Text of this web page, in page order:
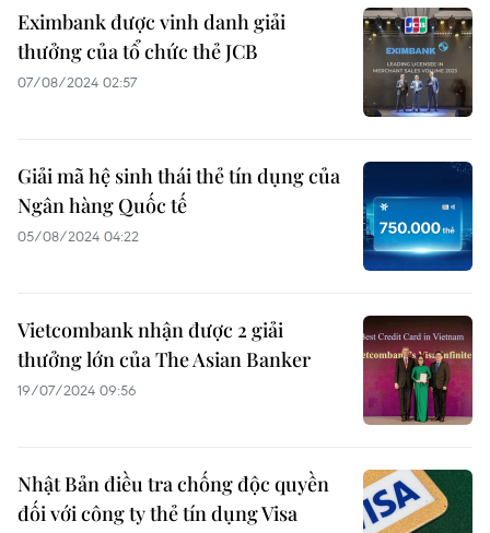
Eximbank được vinh danh giải
thưởng của tổ chức thẻ JCB
07/08/2024 02:57
Giải mã hệ sinh thái thẻ tín dụng của
Ngân hàng Quốc tế
05/08/2024 04:22
Vietcombank nhận được 2 giải
thưởng lớn của The Asian Banker
19/07/2024 09:56
Nhật Bản điều tra chống độc quyền
đối với công ty thẻ tín dụng Visa